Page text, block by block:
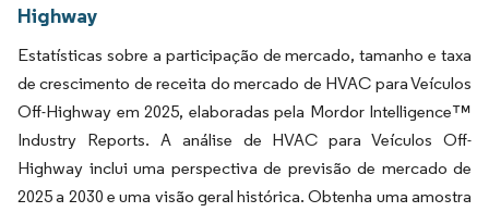
Highway
Estatísticas sobre a participação de mercado, tamanho e taxa
de crescimento de receita do mercado de HVAC para Veículos
Off-Highway em 2025, elaboradas pela Mordor Intelligence™
Industry Reports. A análise de HVAC para Veículos Off-
Highway inclui uma perspectiva de previsão de mercado de
2025 a 2030 e uma visão geral histórica. Obtenha uma amostra